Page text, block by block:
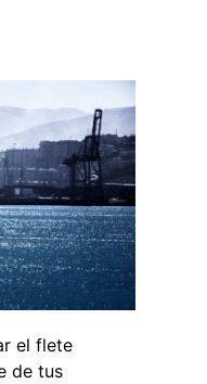
el flete
de tus